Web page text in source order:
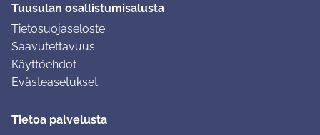
Tuusulan osallistumisalusta
Tietosuojaseloste
Saavutettavuus
Käyttöehdot
Evästeasetukset
Tietoa palvelusta